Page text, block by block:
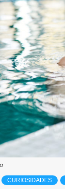
CURIOSIDADES